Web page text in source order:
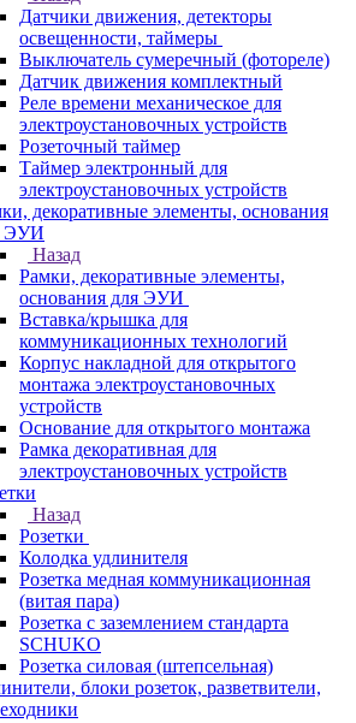
Датчики движения, детекторы
освещенности, таймеры
Выключатель сумеречный (фотореле)
Датчик движения комплектный
Реле времени механическое для
электроустановочных устройств
Розеточный таймер
Таймер электронный для
электроустановочных устройств
декоративные элементы, основания
ЭУИ
Назад
Рамки, декоративные элементы,
основания для ЭУИ
Вставка/крышка для
коммуникационных технологий
Корпус накладной для открытого
монтажа электроустановочных
устройств
Основание для открытого монтажа
Рамка декоративная для
электроустановочных устройств
Назад
Розетки
Колодка удлинителя
Розетка медная коммуникационная
(витая пара)
Розетка с заземлением стандарта
SCHUKO
Розетка силовая (штепсельная)
блоки розеток, разветвители,